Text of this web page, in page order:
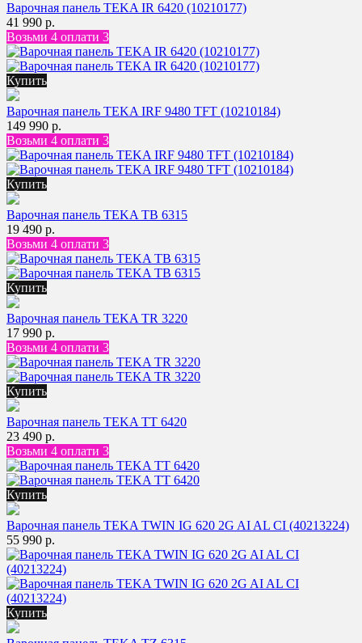
Варочная панель TEKA IR 6420 (10210177)
41 990 р.
Возьми 4 оплати 3
Купить
Варочная панель TEKA IRF 9480 TFT (10210184)
149 990 р.
Возьми 4 оплати 3
Купить
Варочная панель TEKA TB 6315
19 490 р.
Возьми 4 оплати 3
Купить
Варочная панель TEKA TR 3220
17 990 р.
Возьми 4 оплати 3
Купить
Варочная панель TEKA TT 6420
23 490 р.
Возьми 4 оплати 3
Купить
Варочная панель TEKA TWIN IG 620 2G AI AL CI (40213224)
55 990 р.
Купить